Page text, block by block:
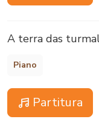
A terra das
Piano
Partitura